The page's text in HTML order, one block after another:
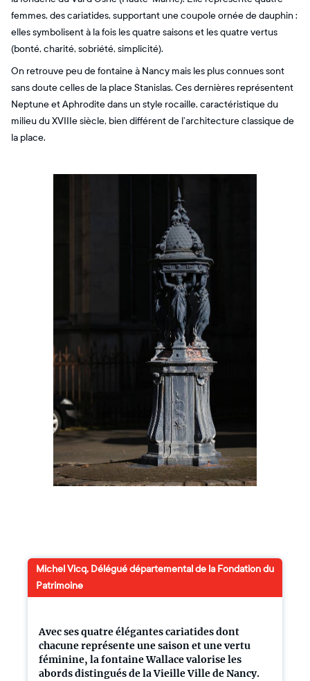
femmes, des cariatides, supportant une coupole ornée de dauphin :
elles symbolisent à la fois les quatre saisons et les quatre vertus
(bonté, charité, sobriété, simplicité).
On retrouve peu de fontaine à Nancy mais les plus connues sont
sans doute celles de la place Stanislas. Ces dernières représentent
Neptune et Aphrodite dans un style rocaille, caractéristique du
milieu du XVIIIe siècle, bien différent de l’architecture classique de
la place.
Avec ses quatre élégantes cariatides dont
chacune représente une saison et une vertu
féminine, la fontaine Wallace valorise les
abords distingués de la Vieille Ville de Nancy.
Michel Vicq, Délégué départemental de la Fondation du
Patrimoine